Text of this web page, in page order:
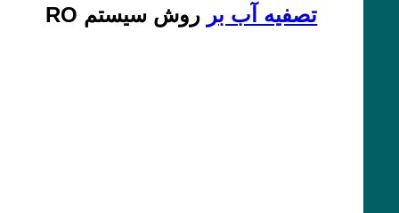
تصفیه آب بر روش سیستم RO